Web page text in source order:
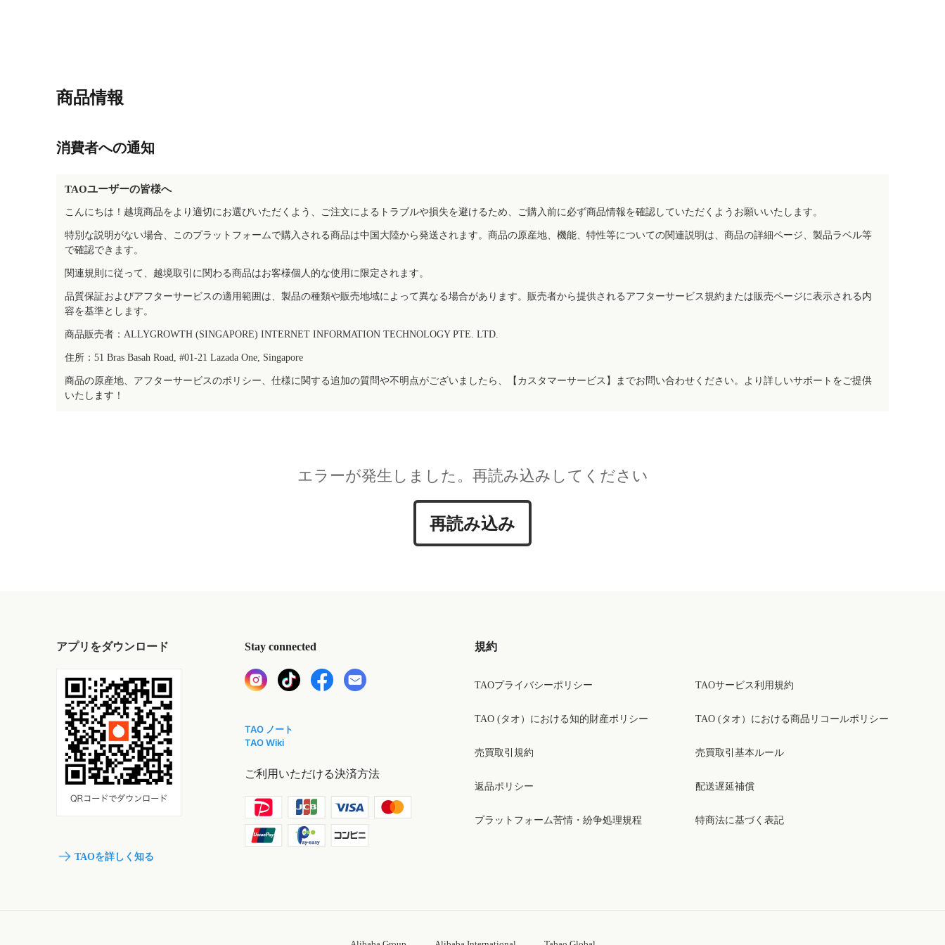
商品情報
消費者への通知
TAOユーザーの皆様へ
こんにちは！越境商品をより適切にお選びいただくよう、ご注文によるトラブルや損失を避けるため、ご購入前に必ず商品情報を確認していただくようお願いいたします。
特別な説明がない場合、このプラットフォームで購入される商品は中国大陸から発送されます。商品の原産地、機能、特性等についての関連説明は、商品の詳細ページ、製品ラベル等
で確認できます。
関連規則に従って、越境取引に関わる商品はお客様個人的な使用に限定されます。
品質保証およびアフターサービスの適用範囲は、製品の種類や販売地域によって異なる場合があります。販売者から提供されるアフターサービス規約または販売ページに表示される内
容を基準とします。
商品販売者：ALLYGROWTH (SINGAPORE) INTERNET INFORMATION TECHNOLOGY PTE. LTD.
住所：51 Bras Basah Road, #01-21 Lazada One, Singapore
商品の原産地、アフターサービスのポリシー、仕様に関する追加の質問や不明点がございましたら、【カスタマーサービス】までお問い合わせください。より詳しいサポートをご提供
いたします！
エラーが発生しました。再読み込みしてください
再読み込み
アプリをダウンロード
TAOを詳しく知る
Stay connected
TAO ノート
TAO Wiki
ご利用いただける決済方法
規約
TAOプライバシーポリシー
TAO (タオ）における知的財産ポリシー
売買取引規約
返品ポリシー
プラットフォーム苦情・紛争処理規程
TAOサービス利用規約
TAO (タオ）における商品リコールポリシー
売買取引基本ルール
配送遅延補償
特商法に基づく表記